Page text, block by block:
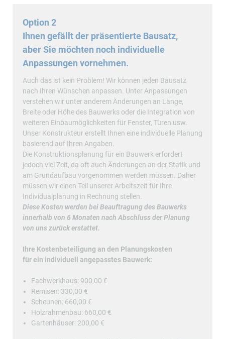
Option 2
Ihnen gefällt der präsentierte Bausatz,
aber Sie möchten noch individuelle
Anpassungen vornehmen.
Auch das ist kein Problem! Wir können jeden Bausatz
nach Ihren Wünschen anpassen. Unter Anpassungen
verstehen wir unter anderem Änderungen an Länge,
Breite oder Höhe des Bauwerks oder die Integration von
weiteren Einbaumöglichkeiten für Fenster, Türen usw.
Unser Konstrukteur erstellt Ihnen eine individuelle Planung
basierend auf Ihren Angaben.
Die Konstruktionsplanung für ein Bauwerk erfordert
jedoch viel Zeit, da oft auch Änderungen an der Statik und
am Grundaufbau vorgenommen werden müssen. Daher
müssen wir einen Teil unserer Arbeitszeit für Ihre
Individualplanung in Rechnung stellen.
Diese Kosten werden bei Beauftragung des Bauwerks
innerhalb von 6 Monaten nach Abschluss der Planung
von uns zurück erstattet.
Ihre Kostenbeteiligung an den Planungskosten
für ein individuell angepasstes Bauwerk:
Fachwerkhaus: 900,00 €
Remisen: 330,00 €
Scheunen: 660,00 €
Holzrahmenbau: 660,00 €
Gartenhäuser: 200,00 €